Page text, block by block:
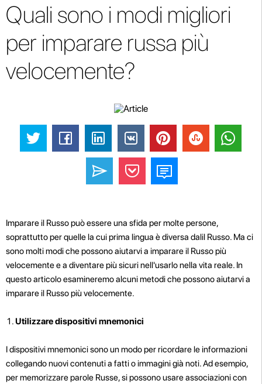
Quali sono i modi migliori
per imparare russa più
velocemente?
Imparare il Russo può essere una sfida per molte persone,
soprattutto per quelle la cui prima lingua è diversa dalil Russo. Ma ci
sono molti modi che possono aiutarvi a imparare il Russo più
velocemente e a diventare più sicuri nell'usarlo nella vita reale. In
questo articolo esamineremo alcuni metodi che possono aiutarvi a
imparare il Russo più velocemente.
Utilizzare dispositivi mnemonici
I dispositivi mnemonici sono un modo per ricordare le informazioni
collegando nuovi contenuti a fatti o immagini già noti. Ad esempio,
per memorizzare parole Russe, si possono usare associazioni con